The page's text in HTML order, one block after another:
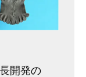
開発の